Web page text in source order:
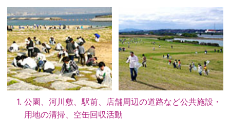
公園、河川敷、駅前、店舗周辺の道路など公共施設・
用地の清掃、空缶回収活動